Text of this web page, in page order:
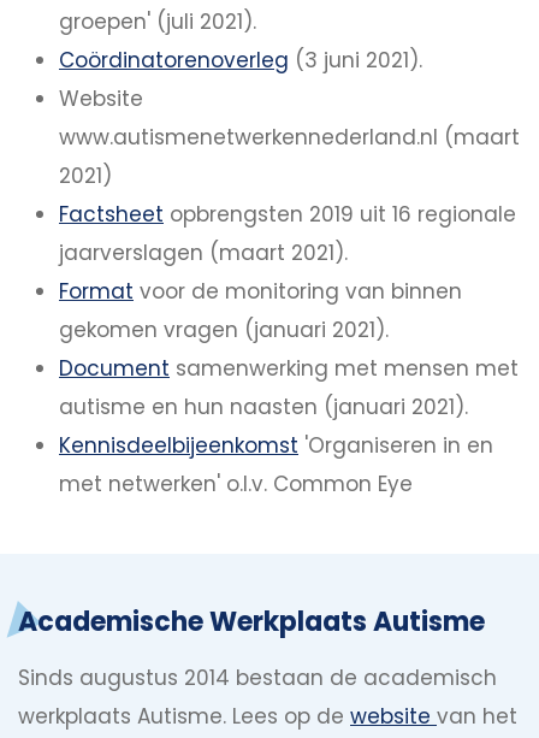
groepen' (juli 2021).
Coördinatorenoverleg (3 juni 2021).
Website
www.autismenetwerkennederland.nl (maart
2021)
Factsheet opbrengsten 2019 uit 16 regionale
jaarverslagen (maart 2021).
Format voor de monitoring van binnen
gekomen vragen (januari 2021).
Document samenwerking met mensen met
autisme en hun naasten (januari 2021).
Kennisdeelbijeenkomst 'Organiseren in en
met netwerken' o.l.v. Common Eye
Academische Werkplaats Autisme
Sinds augustus 2014 bestaan de academisch
werkplaats Autisme. Lees op de website van het